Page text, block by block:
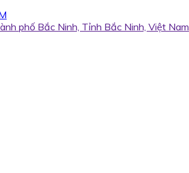
phố Bắc Ninh, Tỉnh Bắc Ninh, Việt Nam